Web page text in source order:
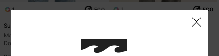
1 ECO
Suns Up Now
Maglietta a maniche corte Nero
Donna
1 ECO
45,95 €